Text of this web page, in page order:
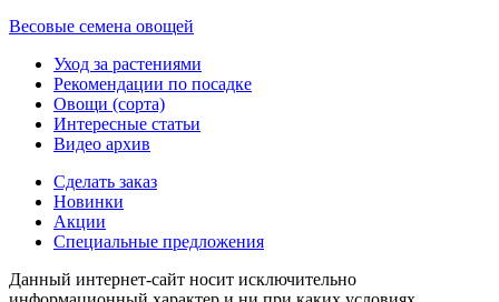
Весовые семена овощей
Уход за растениями
Рекомендации по посадке
Овощи (сорта)
Интересные статьи
Видео архив
Сделать заказ
Новинки
Акции
Специальные предложения
Данный интернет-сайт носит исключительно